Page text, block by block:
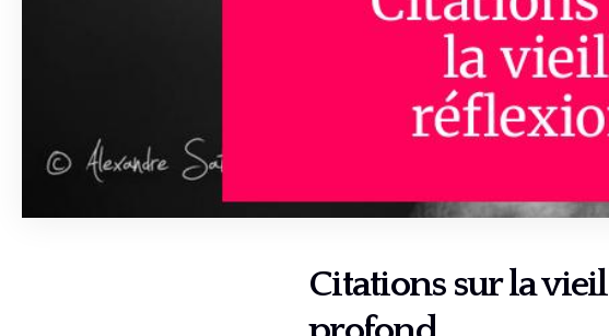
Citations sur la